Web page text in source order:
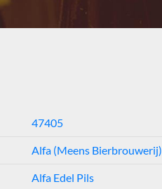
47405
Alfa (Meens Bierbrouwerij)
Alfa Edel Pils